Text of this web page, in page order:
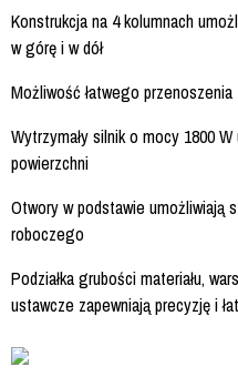
Konstrukcja na 4 kolumnach
w górę i w dół
Możliwość łatwego przenoszenia
Wytrzymały silnik o mocy 1800
powierzchni
Otwory w podstawie umożliwiają
roboczego
Podziałka grubości materiału,
ustawcze zapewniają precyzję i